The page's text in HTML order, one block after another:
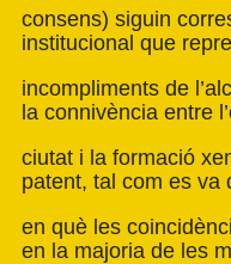
consens) siguin
institucional que
incompliments de
la connivència entre
ciutat i la formació
patent, tal com es va
en què les
en la majoria de les